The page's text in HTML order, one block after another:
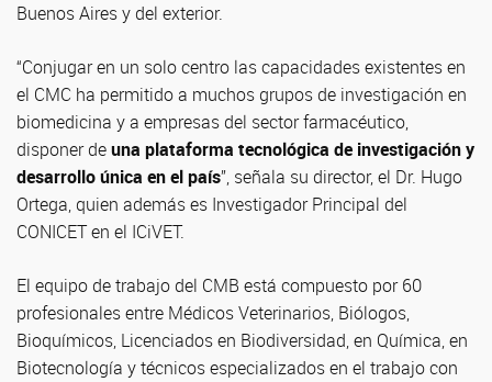
Buenos Aires y del exterior.
“Conjugar en un solo centro las capacidades existentes en
el CMC ha permitido a muchos grupos de investigación en
biomedicina y a empresas del sector farmacéutico,
disponer deuna plataforma tecnológica de investigación y
desarrollo única en el país”, señala su director, el Dr. Hugo
Ortega, quien además es Investigador Principal del
CONICET en el ICiVET.
El equipo de trabajo del CMB está compuesto por 60
profesionales entre Médicos Veterinarios, Biólogos,
Bioquímicos, Licenciados en Biodiversidad, en Química, en
Biotecnología y técnicos especializados en el trabajo con